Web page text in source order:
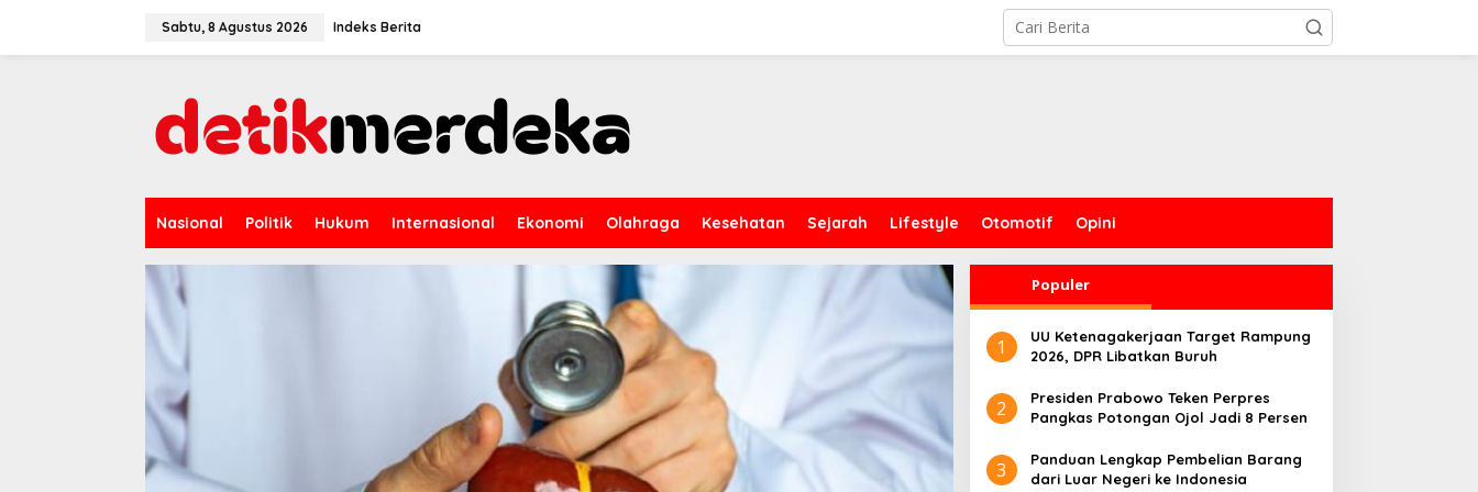
Sabtu, 8 Agustus 2026 Indeks Berita
Nasional Politik Hukum Internasional Ekonomi Olahraga Kesehatan Sejarah Lifestyle Otomotif Opini
Populer
1
UU Ketenagakerjaan Target Rampung
2026, DPR Libatkan Buruh
2
Presiden Prabowo Teken Perpres
Pangkas Potongan Ojol Jadi 8 Persen
3
Panduan Lengkap Pembelian Barang
dari Luar Negeri ke Indonesia